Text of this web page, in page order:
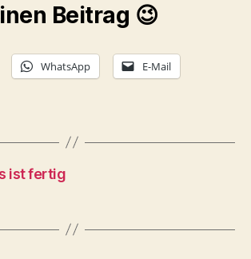
Beitrag 😉
WhatsApp E-Mail
ist fertig